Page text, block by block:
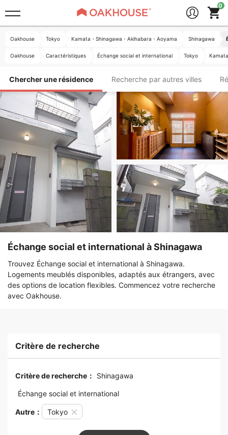
Oakhouse Tokyo Kamata・Shinagawa・Akihabara・Aoyama Shinagawa
Oakhouse Caractéristiques Échange social et international Tokyo
Chercher une résidence Recherche par autres villes
Échange social et international à Shinagawa
Trouvez Échange social et international à Shinagawa.
Logements meublés disponibles, adaptés aux étrangers, avec
des options de location flexibles. Commencez votre recherche
avec Oakhouse.
Critère de recherche
Critère de recherche： Shinagawa
Échange social et international
Autre： Tokyo